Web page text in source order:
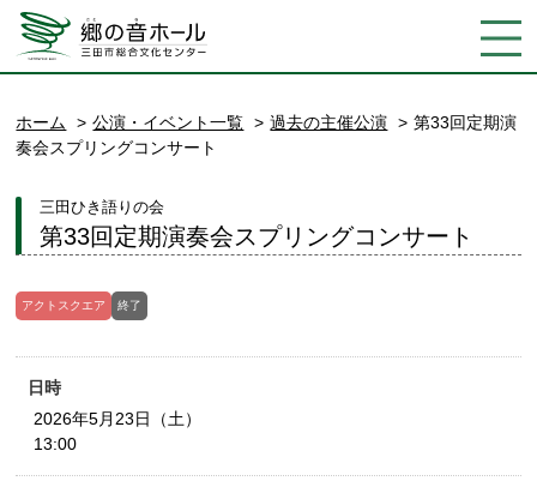
ホーム 公演・イベント一覧 過去の主催公演
第33回定期演
奏会スプリングコンサート
三田ひき語りの会
第33回定期演奏会スプリングコンサート
アクトスクエア 終了
日時
2026年5月23日（土）
13:00